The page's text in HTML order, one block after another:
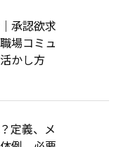
承認欲求
場コミュ
かし方
定義、メ